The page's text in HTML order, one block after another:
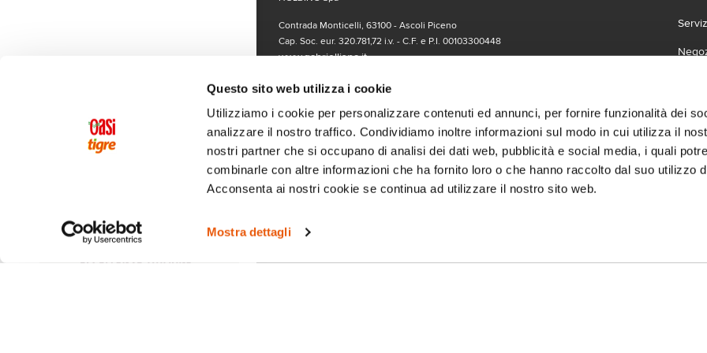
Questo sito web utilizza i cookie
Utilizziamo i cookie per personalizzare contenuti ed annunci, per fornire funzionalità dei
analizzare il nostro traffico. Condividiamo inoltre informazioni sul modo in cui utilizza il
nostri partner che si occupano di analisi dei dati web, pubblicità e social media, i quali
combinarle con altre informazioni che ha fornito loro o che hanno raccolto dal suo utilizzo
Acconsenta ai nostri cookie se continua ad utilizzare il nostro sito web.
Mostra dettagli
Contrada Monticelli, 63100 - Ascoli Piceno
Cap. Soc. eur. 320.781,72 i.v. - C.F. e P.I. 00103300448
www.gabriellispa.it
Per segnalazioni o richieste di informazioni, ti invitiamo a compilare l'apposito